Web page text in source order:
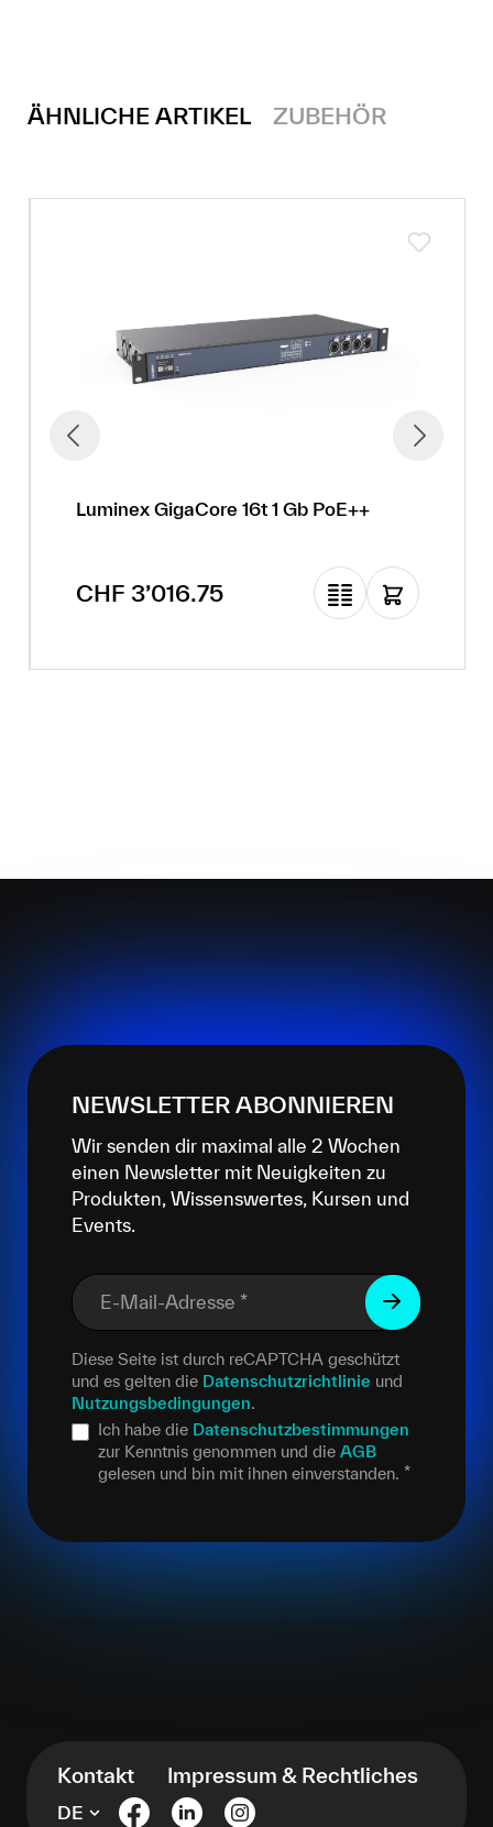
ÄHNLICHE ARTIKEL ZUBEHÖR
Luminex GigaCore 16t 1 Gb PoE++
Regulärer Preis:
CHF 3’016.75
NEWSLETTER ABONNIEREN
Wir senden dir maximal alle 2 Wochen
einen Newsletter mit Neuigkeiten zu
Produkten, Wissenswertes, Kursen und
Events.
E-Mail-Adresse *
Diese Seite ist durch reCAPTCHA geschützt
und es gelten die Datenschutzrichtlinie und
Nutzungsbedingungen.
Ich habe die Datenschutzbestimmungen
zur Kenntnis genommen und die AGB
gelesen und bin mit ihnen einverstanden. *
Kontakt Impressum & Rechtliches
DE